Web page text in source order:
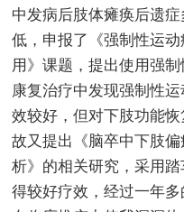
中发病后肢体瘫痪后遗
低，申报了《强制性运
用》课题，提出使用强
康复治疗中发现强制性
效较好，但对下肢功能
故又提出《脑卒中下肢
析》的相关研究，采用
得较好疗效，经过一年